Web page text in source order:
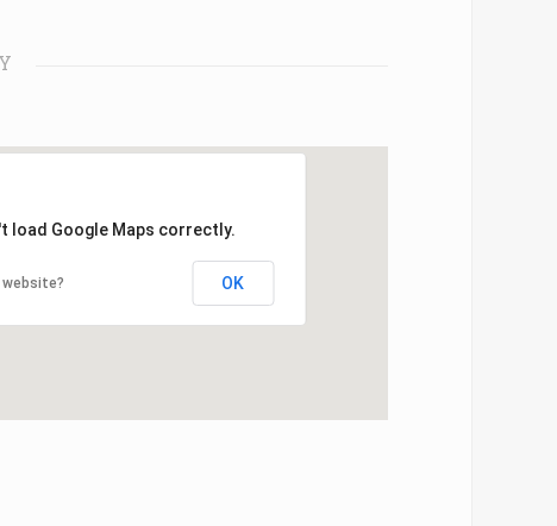
load Google Maps correctly.
website? OK